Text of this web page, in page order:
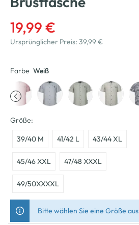
19,99 €
Ursprünglicher Preis: 39,99 €
Farbe Weiß
Größe:
39/40 M 41/42 L 43/44 XL
45/46 XXL 47/48 XXXL
49/50XXXXL
Bitte wählen Sie eine Größe aus